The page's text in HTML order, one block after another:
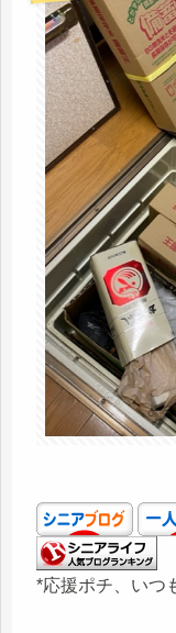
*応援ポチ、いつ